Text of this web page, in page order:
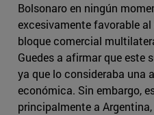
Bolsonaro en ningún
excesivamente favorable
bloque comercial
Guedes a afirmar que este
ya que lo consideraba una
económica. Sin embargo,
principalmente a